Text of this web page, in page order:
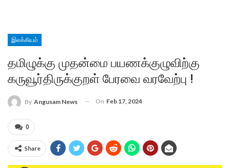
இலக்கியம்
தமிழுக்கு முதன்மை பயணக்குழுவிற்கு
கருவூர்திருக்குறள் பேரவை வரவேற்பு !
By Angusam News On Feb 17, 2024
0
Share